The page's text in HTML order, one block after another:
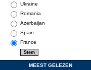
Ukraine
Romania
Azerbaijan
Spain
France
MEEST GELEZEN